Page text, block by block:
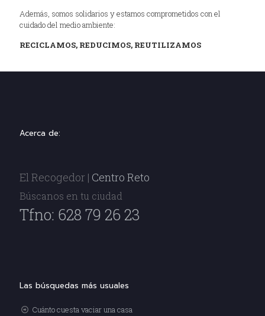
Además, somos solidarios y estamos comprometidos con el
cuidado del medio ambiente:
RECICLAMOS, REDUCIMOS, REUTILIZAMOS
Acerca de:
El Recogedor | Centro Reto
Búscanos en tu ciudad
Tfno: 628 79 26 23
Las búsquedas más usuales
Cuánto cuesta vaciar una casa